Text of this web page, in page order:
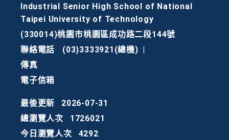
Industrial Senior High School of National
Taipei University of Technology
(330014)桃園市桃園區成功路二段144號
聯絡電話
(03)3333921(總機)
傳真
電子信箱
最後更新
2026-07-31
總瀏覽人次
1726021
今日瀏覽人次
4292